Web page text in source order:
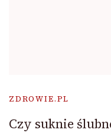
ZDROWIE.PL
Czy suknie